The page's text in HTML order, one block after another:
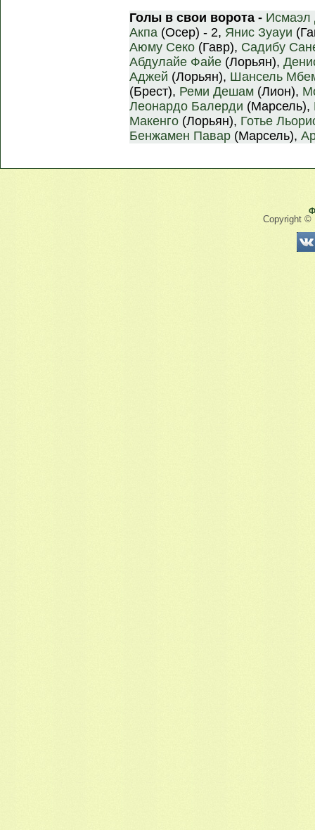
Голы в свои ворота - Исмаэл
Акпа (Осер) - 2, Янис Зуауи
Аюму Секо (Гавр), Садибу
Абдулайе Файе (Лорьян),
Аджей (Лорьян), Шансель
(Брест), Реми Дешам (Лион),
Леонардо Балерди (Марсель),
Макенго (Лорьян), Готье
Бенжамен Павар (Марсель),
Copyright ©